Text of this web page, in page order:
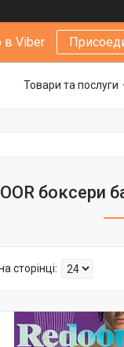
в Viber
Товари та послуги
боксери